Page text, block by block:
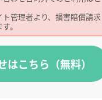
管理者より、損害賠償請求
。
はこちら（無料）